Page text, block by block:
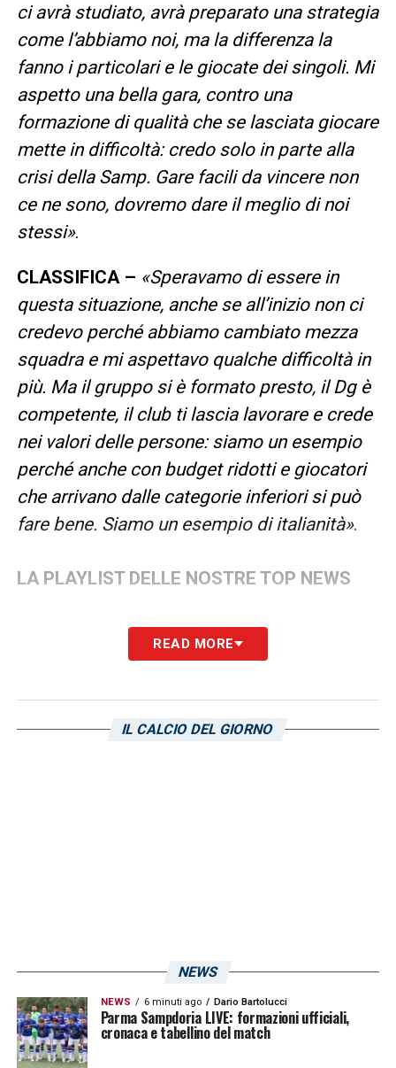
ci avrà studiato, avrà preparato una strategia
come l’abbiamo noi, ma la differenza la
fanno i particolari e le giocate dei singoli. Mi
aspetto una bella gara, contro una
formazione di qualità che se lasciata giocare
mette in difficoltà: credo solo in parte alla
crisi della Samp. Gare facili da vincere non
ce ne sono, dovremo dare il meglio di noi
stessi».
CLASSIFICA – «Speravamo di essere in
questa situazione, anche se all’inizio non ci
credevo perché abbiamo cambiato mezza
squadra e mi aspettavo qualche difficoltà in
più. Ma il gruppo si è formato presto, il Dg è
competente, il club ti lascia lavorare e crede
nei valori delle persone: siamo un esempio
perché anche con budget ridotti e giocatori
che arrivano dalle categorie inferiori si può
fare bene. Siamo un esempio di italianità».
LA PLAYLIST DELLE NOSTRE TOP NEWS
READ MORE
IL CALCIO DEL GIORNO
NEWS
NEWS 6 minuti ago Dario Bartolucci
Parma Sampdoria LIVE: formazioni ufficiali,
cronaca e tabellino del match